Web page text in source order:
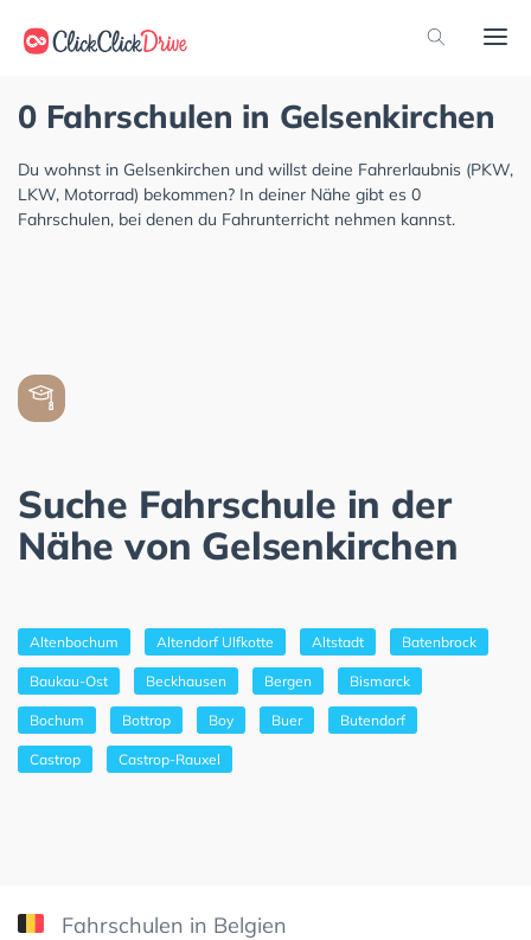
0 Fahrschulen in Gelsenkirchen
Du wohnst in Gelsenkirchen und willst deine Fahrerlaubnis (PKW,
LKW, Motorrad) bekommen? In deiner Nähe gibt es 0
Fahrschulen, bei denen du Fahrunterricht nehmen kannst.
Suche Fahrschule in der
Nähe von Gelsenkirchen
Altenbochum Altendorf Ulfkotte Altstadt Batenbrock
Baukau-Ost Beckhausen Bergen Bismarck
Bochum Bottrop Boy Buer Butendorf
Castrop Castrop-Rauxel
Fahrschulen in Belgien